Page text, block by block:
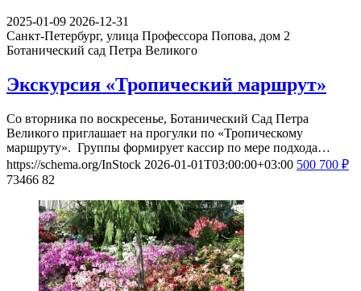
2025-01-09 2026-12-31
Санкт-Петербург, улица Профессора Попова, дом 2
Ботанический сад Петра Великого
Экскурсия «Тропический маршрут»
Со вторника по воскресенье, Ботанический Сад Петра
Великого приглашает на прогулки по «Тропическому
маршруту». Группы формирует кассир по мере подхода…
https://schema.org/InStock 2026-01-01T03:00:00+03:00 500 700 ₽
73466 82